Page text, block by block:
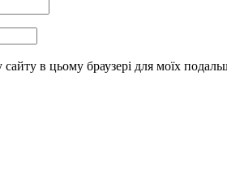
в цьому браузері для моїх